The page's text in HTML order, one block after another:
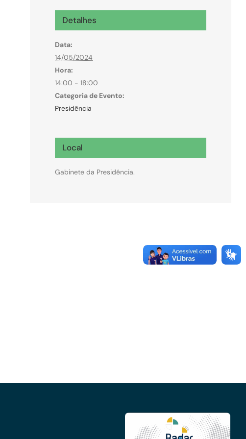
Microcrédito
Para MEI, microempresas e pessoas físicas
(feirantes e transportes)
Detalhes
Data:
14/05/2024
Hora:
14:00 - 18:00
Categoria de Evento:
Presidência
Local
Gabinete da Presidência.